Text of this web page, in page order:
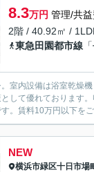
8.3万円 管理/共
2階 / 40.92㎡ /
東急田園都市線 「
室内設備は浴室乾燥
して優れております
。賃料10万円以下を
NEW
横浜市緑区十日市場